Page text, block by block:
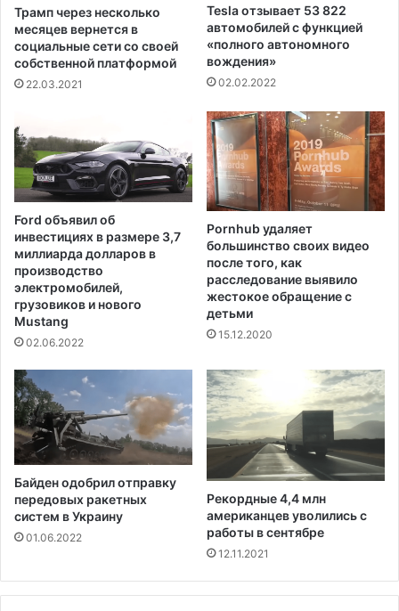
а
е
п
т
р
а
д
л
и
е
с
к
о
ь
к
о
ч
е
л
о
в
е
к
в
к
к
л
ь
к
т
р
а
х
п
р
е
д
д
е
ь
т
а
-
ш
а
р
Трамп через несколько
месяцев вернется в
социальные сети со своей
собственной платформой
22.03.2021
Tesla отзывает 53 822
автомобилей с функцией
«полного автономного
вождения»
02.02.2022
Ford объявил об
инвестициях в размере 3,7
миллиарда долларов в
производство
электромобилей,
грузовиков и нового
Mustang
02.06.2022
Pornhub удаляет
большинство своих видео
после того, как
расследование выявило
жестокое обращение с
детьми
15.12.2020
Байден одобрил отправку
передовых ракетных
систем в Украину
01.06.2022
Рекордные 4,4 млн
американцев уволились с
работы в сентябре
12.11.2021